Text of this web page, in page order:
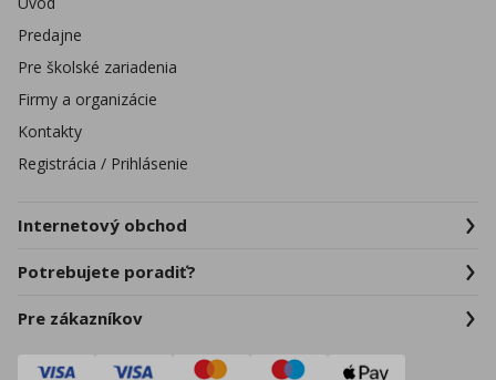
Predajne
Pre školské zariadenia
Firmy a organizácie
Kontakty
Registrácia / Prihlásenie
Internetový obchod
Potrebujete poradiť?
Pre zákazníkov